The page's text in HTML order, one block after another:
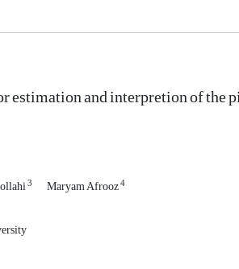
and interpretion of the
3 Maryam Afrooz4